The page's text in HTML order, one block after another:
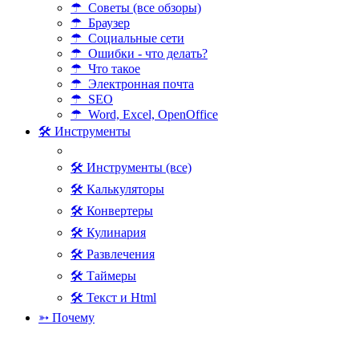
☂ Советы (все обзоры)
☂ Браузер
☂ Социальные сети
☂ Ошибки - что делать?
☂ Что такое
☂ Электронная почта
☂ SEO
☂ Word, Excel, OpenOffice
🛠 Инструменты
🛠 Инструменты (все)
🛠 Калькуляторы
🛠 Конвертеры
🛠 Кулинария
🛠 Развлечения
🛠 Таймеры
🛠 Текст и Html
➳ Почему